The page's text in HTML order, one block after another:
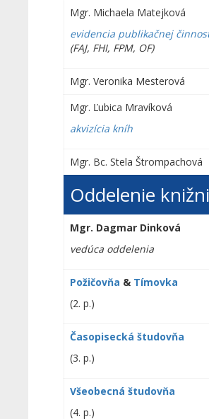
Mgr. Michaela Matejková
evidencia publikačnej
(FAJ, FHI, FPM, OF)
Mgr. Veronika Mesterová
Mgr. Ľubica Mravíková
akvizícia kníh
Mgr. Bc. Stela Štrompachová
Oddelenie
Mgr. Dagmar Dinková
vedúca oddelenia
Požičovňa & Tímovka
(2. p.)
Časopisecká študovňa
(3. p.)
Všeobecná študovňa
(4. p.)